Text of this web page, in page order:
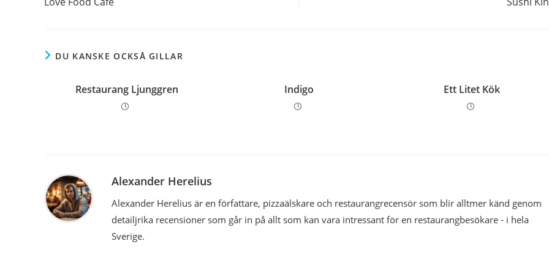
artiklar
DU KANSKE OCKSÅ GILLAR
Restaurang Ljunggren Indigo Ett Litet Kök
Alexander Herelius
Alexander Herelius är en författare, pizzaälskare och restaurangrecensör som blir alltmer känd genom
detailjrika recensioner som går in på allt som kan vara intressant för en restaurangbesökare - i hela
Sverige.